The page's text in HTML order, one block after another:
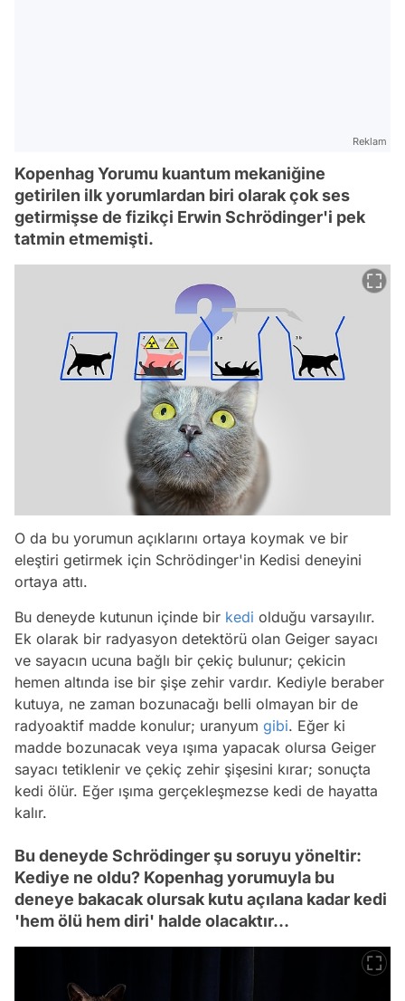
Reklam
Kopenhag Yorumu kuantum mekaniğine
getirilen ilk yorumlardan biri olarak çok ses
getirmişse de fizikçi Erwin Schrödinger'i pek
tatmin etmemişti.
O da bu yorumun açıklarını ortaya koymak ve bir
eleştiri getirmek için Schrödinger'in Kedisi deneyini
ortaya attı.
Bu deneyde kutunun içinde bir kedi olduğu varsayılır.
Ek olarak bir radyasyon detektörü olan Geiger sayacı
ve sayacın ucuna bağlı bir çekiç bulunur; çekicin
hemen altında ise bir şişe zehir vardır. Kediyle beraber
kutuya, ne zaman bozunacağı belli olmayan bir de
radyoaktif madde konulur; uranyum gibi. Eğer ki
madde bozunacak veya ışıma yapacak olursa Geiger
sayacı tetiklenir ve çekiç zehir şişesini kırar; sonuçta
kedi ölür. Eğer ışıma gerçekleşmezse kedi de hayatta
kalır.
Bu deneyde Schrödinger şu soruyu yöneltir:
Kediye ne oldu? Kopenhag yorumuyla bu
deneye bakacak olursak kutu açılana kadar kedi
'hem ölü hem diri' halde olacaktır...